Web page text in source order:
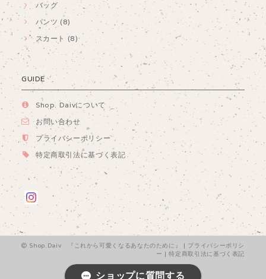
バッグ
パンツ (8)
スカート (8)
GUIDE
Shop. Daivについて
お問い合わせ
プライバシーポリシー
特定商取引法に基づく表記
Shop.Daiv 『これから可愛くなるあなたのために』 | プライバシーポリシ
ー |特定商取引法に基づく表記
ショップに質問する